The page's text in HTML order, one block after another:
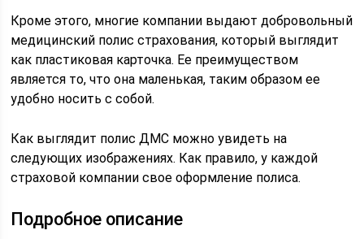
Кроме этого, многие компании выдают добровольный
медицинский полис страхования, который выглядит
как пластиковая карточка. Ее преимуществом
является то, что она маленькая, таким образом ее
удобно носить с собой.
Как выглядит полис ДМС можно увидеть на
следующих изображениях. Как правило, у каждой
страховой компании свое оформление полиса.
Подробное описание